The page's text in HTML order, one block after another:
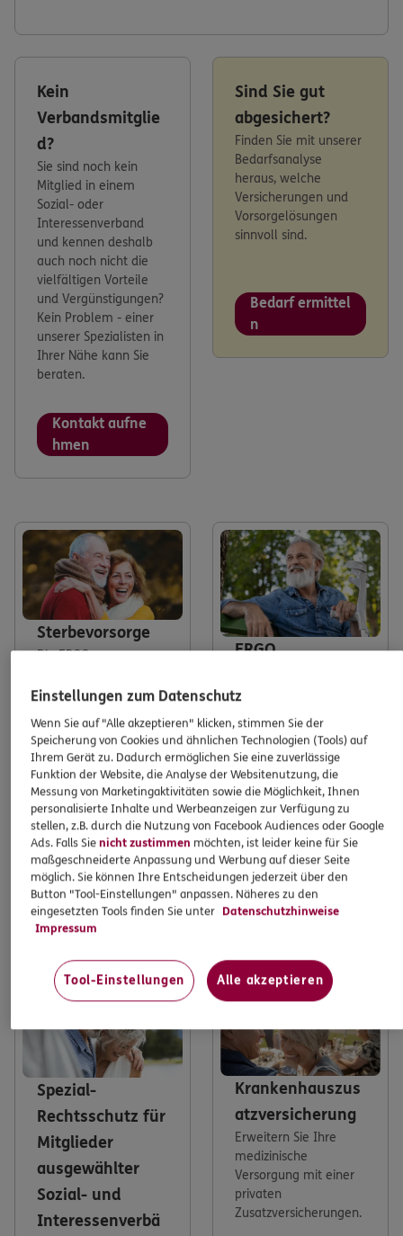
Kein
Verbandsmitglie
d?
Sie sind noch kein
Mitglied in einem
Sozial- oder
Interessenverband
und kennen deshalb
auch noch nicht die
vielfältigen Vorteile
und Vergünstigungen?
Kein Problem - einer
unserer Spezialisten in
Ihrer Nähe kann Sie
beraten.
Kontakt aufne
hmen
Sind Sie gut
abgesichert?
Finden Sie mit unserer
Bedarfsanalyse
heraus, welche
Versicherungen und
Vorsorgelösungen
sinnvoll sind.
Bedarf ermittel
n
Sterbevorsorge
Die ERGO
Hinterbliebene vor
Belastungen durch
eine Bestattung.
Mehr erfahren
ERGO
ng
Die ERGO
Unfallversicherung
sorgt dafür, dass Ihre
Lebensqualität auch
nach einem schweren
Unfall erhalten bleibt.
Mit finanziellem Schutz
und persönlicher
Beratung.
Spezial-
Rechtsschutz für
Mitglieder
ausgewählter
Sozial- und
Interessenverbä
Krankenhauszus
atzversicherung
Erweitern Sie Ihre
medizinische
Versorgung mit einer
privaten
Zusatzversicherungen.
Einstellungen zum Datenschutz
Wenn Sie auf "Alle akzeptieren" klicken, stimmen Sie der
Speicherung von Cookies und ähnlichen Technologien (Tools) auf
Ihrem Gerät zu. Dadurch ermöglichen Sie eine zuverlässige
Funktion der Website, die Analyse der Websitenutzung, die
Messung von Marketingaktivitäten sowie die Möglichkeit, Ihnen
personalisierte Inhalte und Werbeanzeigen zur Verfügung zu
stellen, z.B. durch die Nutzung von Facebook Audiences oder Google
Ads. Falls Sienicht zustimmen möchten, ist leider keine für Sie
maßgeschneiderte Anpassung und Werbung auf dieser Seite
möglich. Sie können Ihre Entscheidungen jederzeit über den
Button "Tool-Einstellungen" anpassen. Näheres zu den
eingesetzten Tools finden Sie unter Datenschutzhinweise
Impressum
Tool-Einstellungen Alle akzeptieren